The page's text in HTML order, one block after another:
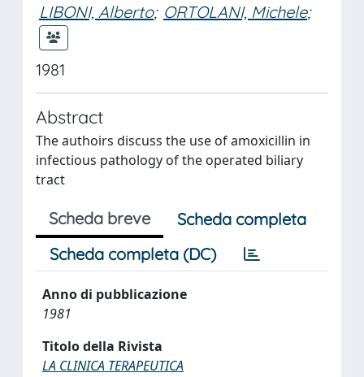
LIBONI, Alberto; ORTOLANI, Michele;
1981
Abstract
The authoirs discuss the use of amoxicillin in
infectious pathology of the operated biliary
tract
Scheda breve
Scheda completa
Scheda completa (DC)
Anno di pubblicazione
1981
Titolo della Rivista
LA CLINICA TERAPEUTICA